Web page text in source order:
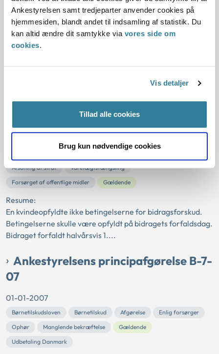
Ankestyrelsen samt tredjeparter anvender cookies på
hjemmesiden, blandt andet til indsamling af statistik. Du
kan altid ændre dit samtykke via vores side om
cookies.
Vis detaljer
Tillad alle cookies
Brug kun nødvendige cookies
myndigheder, er det bindende og har den retsvirkning, at
myndi...
Ankestyrelsens principafgørelse
Afsoning af straf
Varetægtsfængsling
Forsørget af offentlige midler
Gældende
Resume:
En kvindeopfyldte ikke betingelserne for bidragsforskud.
Betingelserne skulle være opfyldt på bidragets forfaldsdag.
Bidraget forfaldt halvårsvis 1....
Ankestyrelsens principafgørelse B-7-
07
01-01-2007
Børnetilskudsloven Børnetilskud Afgørelse
Enlig forsørger
Ophør
Manglende bekræftelse
Gældende
Udbetaling Danmark